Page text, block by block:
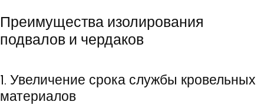
Преимущества изолирования
подвалов и чердаков
1. Увеличение срока службы кровельных
материалов